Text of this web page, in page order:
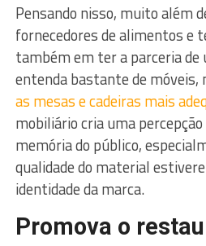
Pensando nisso, muito além
fornecedores de alimentos e
também em ter a parceria de
entenda bastante de móveis,
as mesas e cadeiras mais
mobiliário cria uma
memória do público,
qualidade do material
identidade da marca.
Promova o